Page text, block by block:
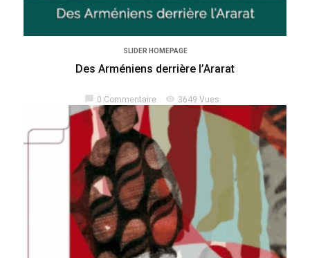
SLIDER HOMEPAGE
Des Arméniens derrière l’Ararat
0 Commentaire visibility 3649 Vues